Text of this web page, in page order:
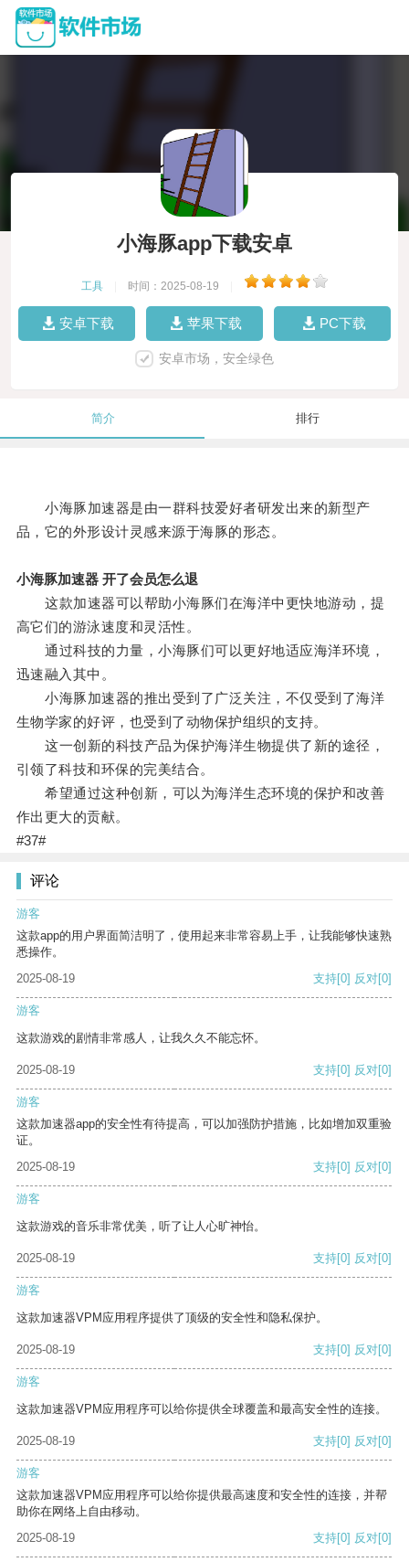
小海豚app下载安卓
工具 时间：2025-08-19
安卓下载 苹果下载 PC下载
安卓市场，安全绿色
简介 排行
小海豚加速器是由一群科技爱好者研发出来的新型产
品，它的外形设计灵感来源于海豚的形态。
小海豚加速器 开了会员怎么退
这款加速器可以帮助小海豚们在海洋中更快地游动，提
高它们的游泳速度和灵活性。
通过科技的力量，小海豚们可以更好地适应海洋环境，
迅速融入其中。
小海豚加速器的推出受到了广泛关注，不仅受到了海洋
生物学家的好评，也受到了动物保护组织的支持。
这一创新的科技产品为保护海洋生物提供了新的途径，
引领了科技和环保的完美结合。
希望通过这种创新，可以为海洋生态环境的保护和改善
作出更大的贡献。
#37#
评论
游客
这款app的用户界面简洁明了，使用起来非常容易上手，让我能够快速熟
悉操作。
2025-08-19
支持[0] 反对[0]
游客
这款游戏的剧情非常感人，让我久久不能忘怀。
2025-08-19 支持[0] 反对[0]
游客
这款加速器app的安全性有待提高，可以加强防护措施，比如增加双重验
证。
2025-08-19
支持[0] 反对[0]
游客
这款游戏的音乐非常优美，听了让人心旷神怡。
2025-08-19 支持[0] 反对[0]
游客
这款加速器VPM应用程序提供了顶级的安全性和隐私保护。
2025-08-19 支持[0] 反对[0]
游客
这款加速器VPM应用程序可以给你提供全球覆盖和最高安全性的连接。
2025-08-19 支持[0] 反对[0]
游客
这款加速器VPM应用程序可以给你提供最高速度和安全性的连接，并帮
助你在网络上自由移动。
2025-08-19
支持[0] 反对[0]